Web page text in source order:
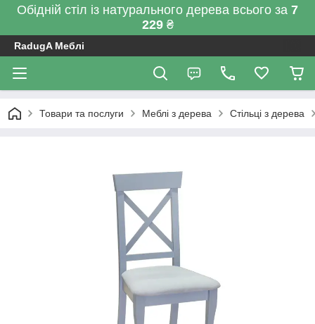
Обідній стіл із натурального дерева всього за 7
229₴
RadugA Меблі
Товари та послуги Меблі з дерева Стільці з дерева